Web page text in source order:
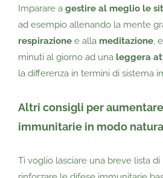
Imparare a gestire al meglio le
ad esempio allenando la mente
respirazione e alla meditazione,
minuti al giorno ad una leggera
la differenza in termini di sistema
Altri consigli per
immunitarie in modo
Ti voglio lasciare una breve lista